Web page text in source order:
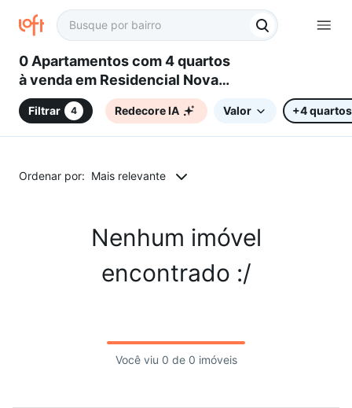
0 Apartamentos com 4 quartos
à venda em Residencial Nova
Bandeirante, Campinas, SP
Filtrar 4 Redecore IA Valor +4 quartos
Ordenar por: Mais relevante
Nenhum imóvel
encontrado :/
Você viu 0 de 0 imóveis